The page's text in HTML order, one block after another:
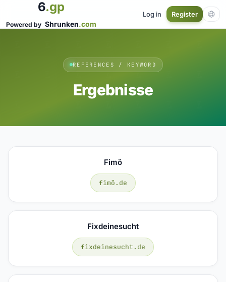
6.gp
Powered by Shrunken.com
Log in Register
REFERENCES / KEYWORD
Ergebnisse
Fimö
fimö.de
Fixdeinesucht
fixdeinesucht.de